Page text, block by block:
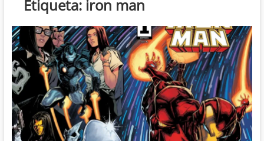
Etiqueta: iron man